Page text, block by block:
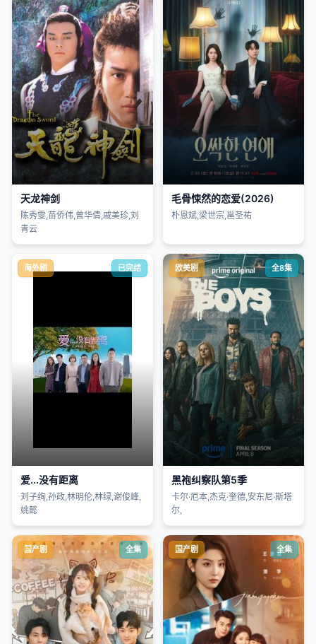
天龙神剑
陈秀雯,苗侨伟,曾华倩,戚美珍,刘
青云
毛骨悚然的恋爱(2026)
朴恩斌,梁世宗,邕圣祐
海外剧 已完结
爱...没有距离
刘子绚,孙政,林明伦,林绿,谢俊峰,
姚懿
欧美剧 全8集
黑袍纠察队第5季
卡尔·厄本,杰克·奎德,安东尼·斯塔
尔,
国产剧 全集 国产剧 全集